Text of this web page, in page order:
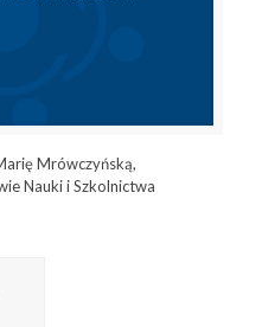
Mrówczyńską,
Nauki i Szkolnictwa